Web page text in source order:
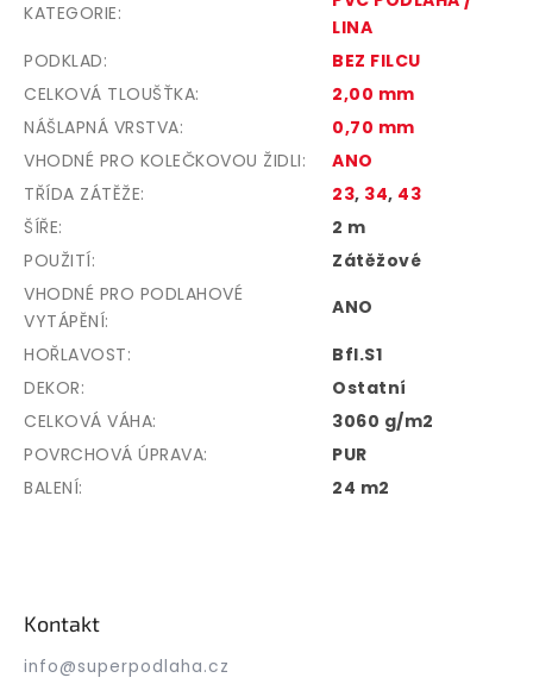
KATEGORIE:
LINA
PODKLAD:
BEZ FILCU
CELKOVÁ TLOUŠŤKA:
2,00 mm
NÁŠLAPNÁ VRSTVA:
0,70 mm
VHODNÉ PRO KOLEČKOVOU ŽIDLI:
ANO
TŘÍDA ZÁTĚŽE: 23, 34, 43
ŠÍŘE:
2 m
POUŽITÍ:
Zátěžové
VHODNÉ PRO PODLAHOVÉ
VYTÁPĚNÍ:
ANO
HOŘLAVOST:
Bfl.S1
DEKOR:
Ostatní
CELKOVÁ VÁHA:
3060 g/m2
POVRCHOVÁ ÚPRAVA:
PUR
BALENÍ: 24 m2
Kontakt
info@superpodlaha.cz